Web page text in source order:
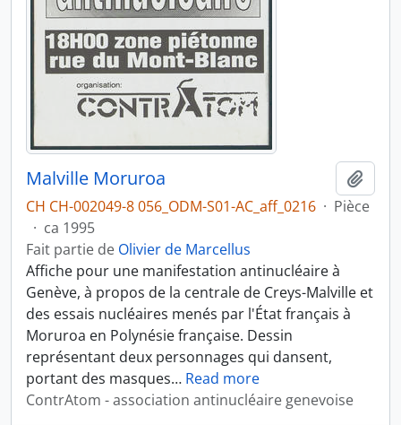
Malville Moruroa
CH CH-002049-8 056_ODM-S01-AC_aff_0216 · Pièce
· ca 1995
Fait partie de Olivier de Marcellus
Affiche pour une manifestation antinucléaire à
Genève, à propos de la centrale de Creys-Malville et
des essais nucléaires menés par l'État français à
Moruroa en Polynésie française. Dessin
représentant deux personnages qui dansent,
portant des masques… Read more
ContrAtom - association antinucléaire genevoise